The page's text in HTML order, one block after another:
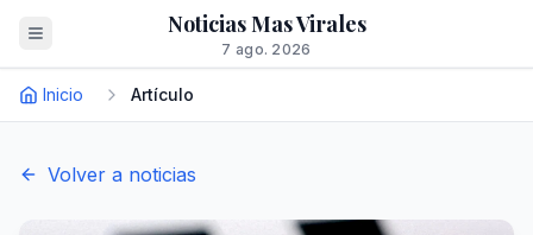
Noticias Mas Virales
7 ago. 2026
Inicio Artículo
Volver a noticias